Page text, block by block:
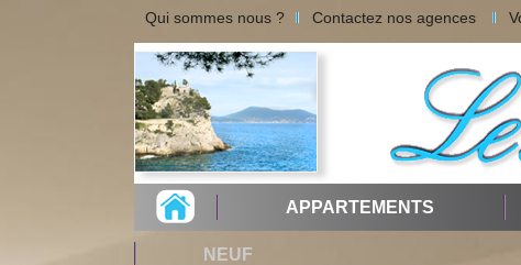
Qui sommes nous ? Contactez nos agences
APPARTEMENTS
NEUF